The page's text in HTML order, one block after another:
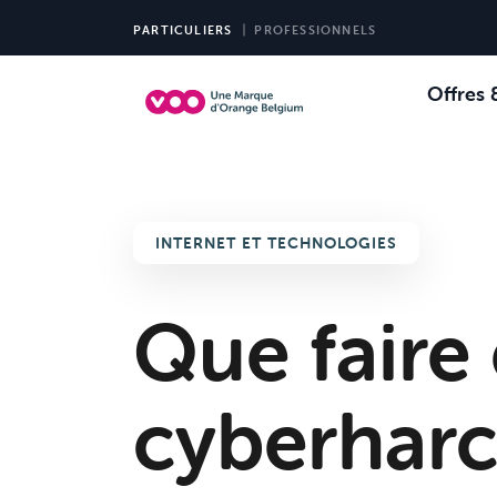
PARTICULIERS PROFESSIONNELS
Offres
INTERNET ET TECHNOLOGIES
Que faire